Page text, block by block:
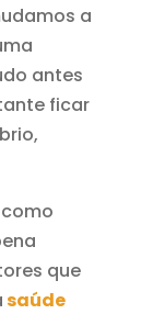
a
antes
ficar
que
saúde